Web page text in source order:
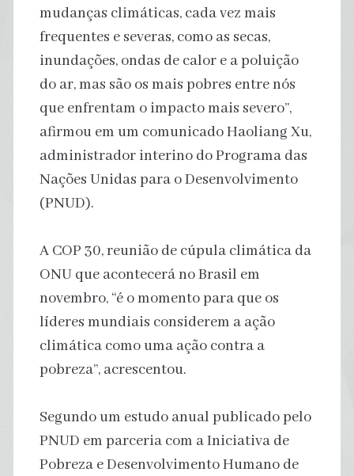
mudanças climáticas, cada vez mais
frequentes e severas, como as secas,
inundações, ondas de calor e a poluição
do ar, mas são os mais pobres entre nós
que enfrentam o impacto mais severo”,
afirmou em um comunicado Haoliang Xu,
administrador interino do Programa das
Nações Unidas para o Desenvolvimento
(PNUD).
A COP 30, reunião de cúpula climática da
ONU que acontecerá no Brasil em
novembro, “é o momento para que os
líderes mundiais considerem a ação
climática como uma ação contra a
pobreza”, acrescentou.
Segundo um estudo anual publicado pelo
PNUD em parceria com a Iniciativa de
Pobreza e Desenvolvimento Humano de